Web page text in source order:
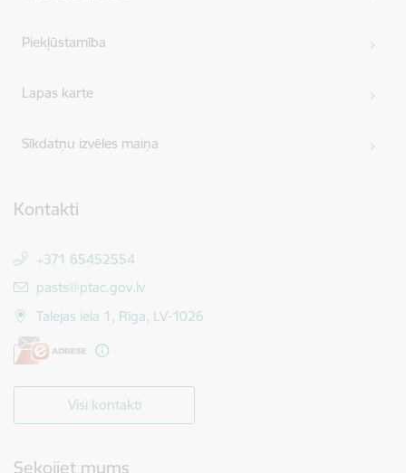
Piekļūstamība
Lapas karte
Sīkdatņu izvēles maiņa
Kontakti
+371 65452554
E-pasts:
pasts@ptac.gov.lv
Talejas iela 1, Rīga, LV-1026
Visi kontakti
Sekojiet mums